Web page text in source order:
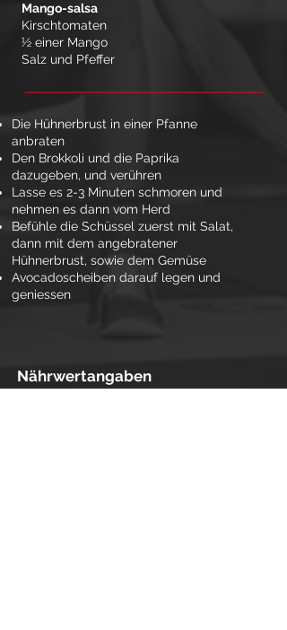
Die Hühnerbrust in einer Pfanne
anbraten
Den Brokkoli und die Paprika
dazugeben, und verühren
Lasse es 2-3 Minuten schmoren und
nehmen es dann vom Herd
Befühle die Schüssel zuerst mit Salat,
dann mit dem angebratener
Hühnerbrust, sowie dem Gemüse
Avocadoscheiben darauf legen und
geniessen
Mango-salsa
Kirschtomaten
½ einer Mango
Salz und Pfeffer
Nährwertangaben